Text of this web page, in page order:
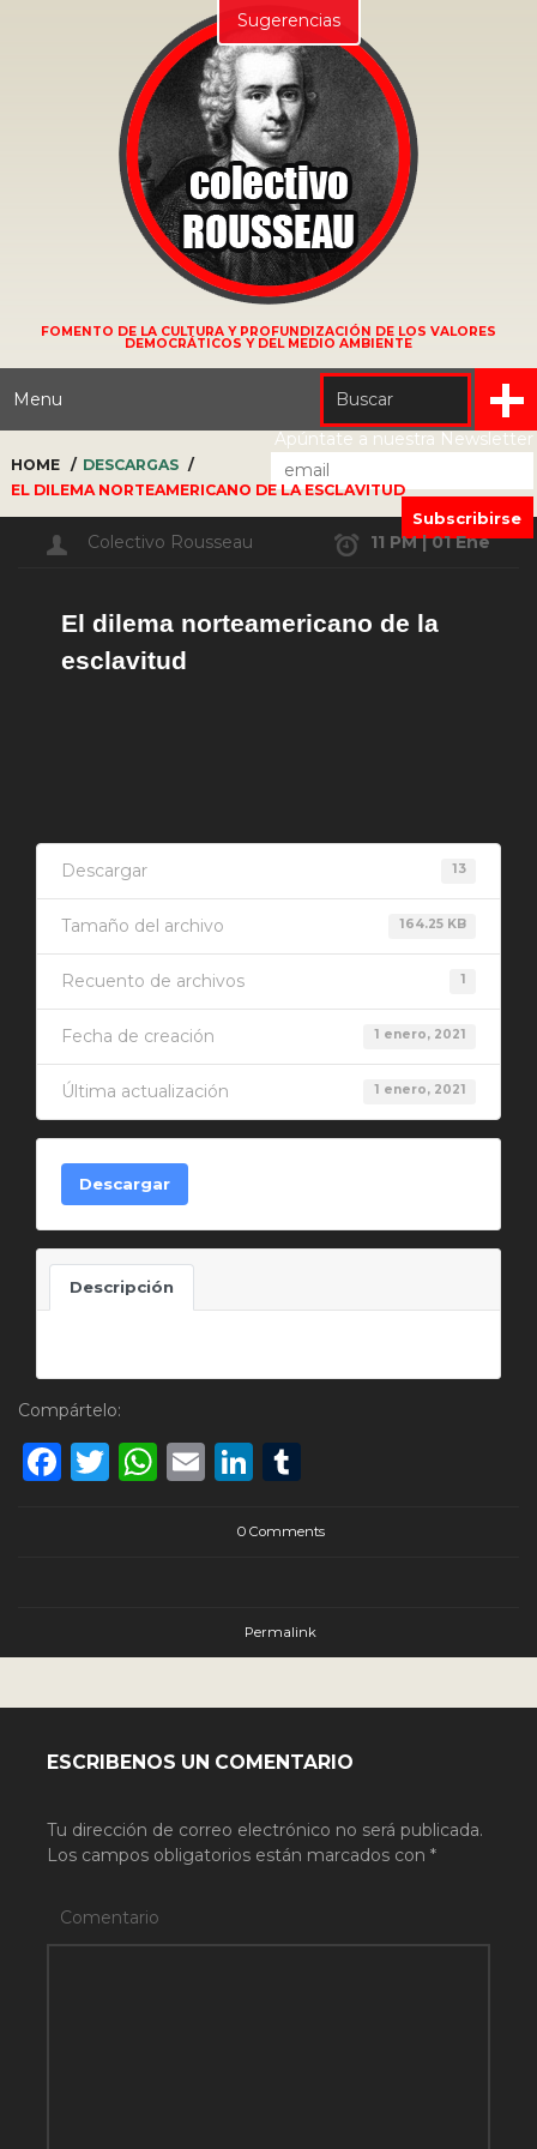
FOMENTO DE LA CULTURA Y PROFUNDIZACIÓN DE LOS VALORES
DEMOCRÁTICOS Y DEL MEDIO AMBIENTE
Menu
Apúntate a nuestra Newsletter
HOME
DESCARGAS
EL DILEMA NORTEAMERICANO DE LA ESCLAVITUD
Colectivo Rousseau 11 PM | 01 Ene
El dilema norteamericano de la
esclavitud
Descargar 13
Tamaño del archivo 164.25 KB
Recuento de archivos 1
Fecha de creación 1 enero, 2021
Última actualización 1 enero, 2021
Descargar
Descripción
Compártelo:
Facebook
Twitter
WhatsApp
EmailLinkedIn
0 Comments
Permalink
ESCRIBENOS UN COMENTARIO
Tu dirección de correo electrónico no será publicada.
Los campos obligatorios están marcados con *
Comentario
Sugerencias